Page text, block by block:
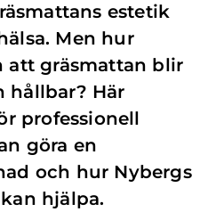
estetik
Men hur
att gräsmattan blir
hållbar? Här
professionell
göra en
och hur Nybergs
hjälpa.